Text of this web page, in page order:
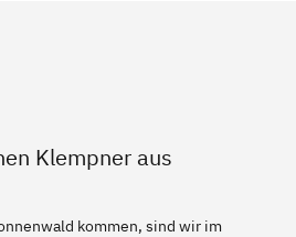
Klempner aus
kommen, sind wir im